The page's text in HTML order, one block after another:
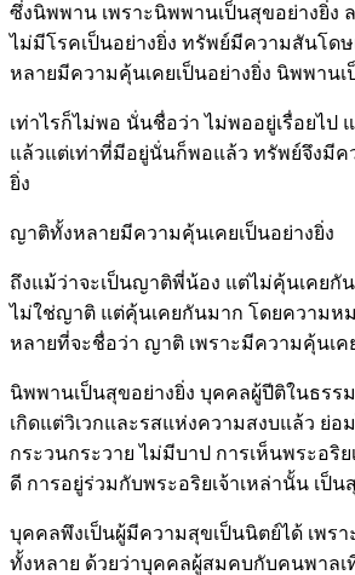
ซึ่งนิพพาน เพราะนิพพานเป็นสุขอย่างยิ่ง
ไม่มีโรคเป็นอย่างยิ่ง ทรัพย์มีความสันโด
หลายมีความคุ้นเคยเป็นอย่างยิ่ง นิพพานเ
เท่าไรก็ไม่พอ นั่นชื่อว่า ไม่พออยู่เรื่อยไป
แล้วแต่เท่าที่มีอยู่นั่นก็พอแล้ว ทรัพย์จึงมีค
ยิ่ง
ญาติทั้งหลายมีความคุ้นเคยเป็นอย่างยิ่ง
ถึงแม้ว่าจะเป็นญาติพี่น้อง แต่ไม่คุ้นเคยกั
ไม่ใช่ญาติ แต่คุ้นเคยกันมาก โดยความห
หลายที่จะชื่อว่า ญาติ เพราะมีความคุ้นเค
นิพพานเป็นสุขอย่างยิ่ง บุคคลผู้ปีติในธรร
เกิดแต่วิเวกและรสแห่งความสงบแล้ว ย่อ
กระวนกระวาย ไม่มีบาป การเห็นพระอริย
ดี การอยู่ร่วมกับพระอริยเจ้าเหล่านั้น เป็น
บุคคลพึงเป็นผู้มีความสุขเป็นนิตย์ได้ เพร
ทั้งหลาย ด้วยว่าบุคคลผู้สมคบกับคนพาลเ